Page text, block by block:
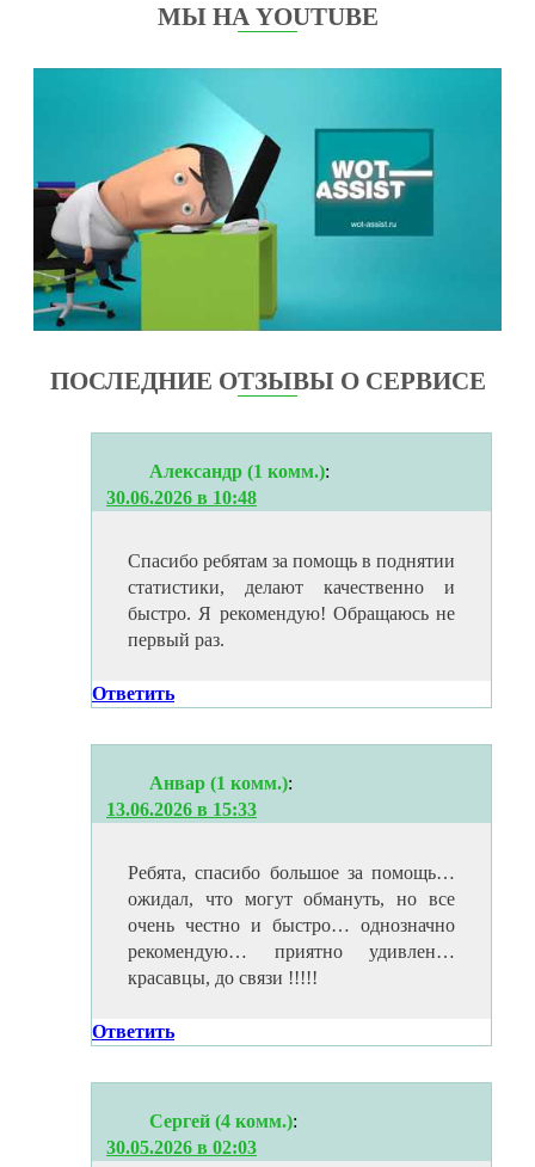
МЫ НА YOUTUBE
ПОСЛЕДНИЕ ОТЗЫВЫ О СЕРВИСЕ
Александр (1 комм.):
30.06.2026 в 10:48
Спасибо ребятам за помощь в поднятии
статистики, делают качественно и
быстро. Я рекомендую! Обращаюсь не
первый раз.
Ответить
Анвар (1 комм.):
13.06.2026 в 15:33
Ребята, спасибо большое за помощь…
ожидал, что могут обмануть, но все
очень честно и быстро… однозначно
рекомендую… приятно удивлен…
красавцы, до связи !!!!!
Ответить
Сергей (4 комм.):
30.05.2026 в 02:03